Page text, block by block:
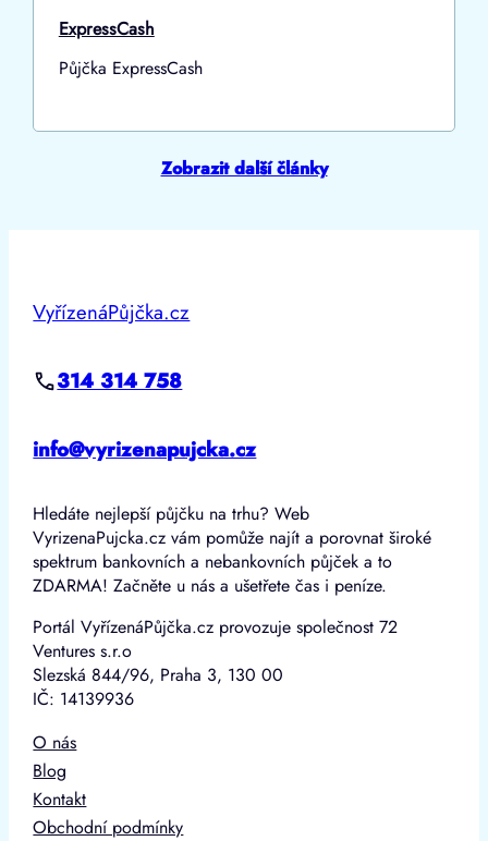
ExpressCash
Půjčka ExpressCash
Zobrazit další články
VyřízenáPůjčka.cz
314 314 758
info@vyrizenapujcka.cz
Hledáte nejlepší půjčku na trhu? Web
VyrizenaPujcka.cz vám pomůže najít a porovnat široké
spektrum bankovních a nebankovních půjček a to
ZDARMA! Začněte u nás a ušetřete čas i peníze.
Portál VyřízenáPůjčka.cz provozuje společnost 72
Ventures s.r.o
Slezská 844/96, Praha 3, 130 00
IČ: 14139936
O nás
Blog
Kontakt
Obchodní podmínky